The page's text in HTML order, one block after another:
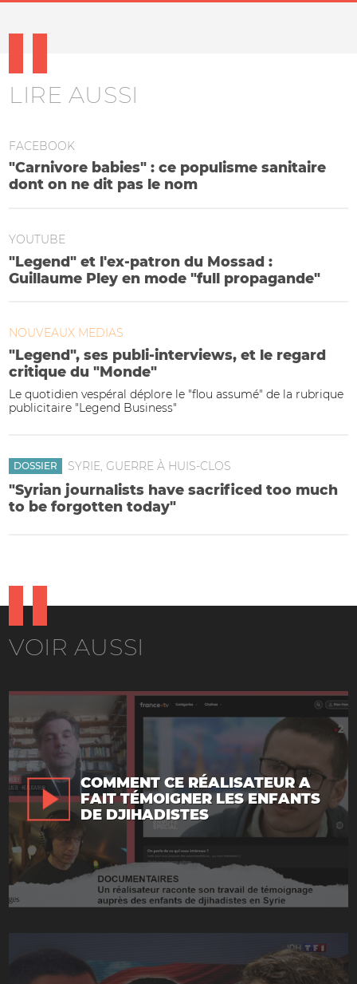
LIRE AUSSI
FACEBOOK
"Carnivore babies" : ce populisme sanitaire
dont on ne dit pas le nom
YOUTUBE
"Legend" et l'ex-patron du Mossad :
Guillaume Pley en mode "full propagande"
NOUVEAUX MEDIAS
"Legend", ses publi-interviews, et le regard
critique du "Monde"
Le quotidien vespéral déplore le "flou assumé" de la rubrique
publicitaire "Legend Business"
DOSSIER SYRIE, GUERRE À HUIS-CLOS
"Syrian journalists have sacrificed too much
to be forgotten today"
VOIR AUSSI
COMMENT CE RÉALISATEUR A
FAIT TÉMOIGNER LES ENFANTS
DE DJIHADISTES